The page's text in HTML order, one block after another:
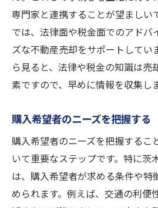
専門家と連携することが望ましい
では、法律面や税金面でのアドバ
ズな不動産売却をサポートしてい
ら見ると、法律や税金の知識は売
素ですので、早めに情報を収集し
購入希望者のニーズを把握する
購入希望者のニーズを把握するこ
いて重要なステップです。特に茨
は、購入希望者が求める条件や特
められます。例えば、交通の利便